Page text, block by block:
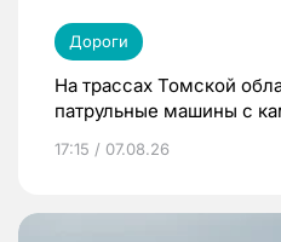
Дороги
На трассах Томской
патрульные машины с
17:15 / 07.08.26